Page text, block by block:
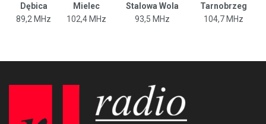
Dębica Mielec Stalowa Wola
Tarnobrzeg
89,2 MHz
102,4 MHz 93,5 MHz 104,7 MHz